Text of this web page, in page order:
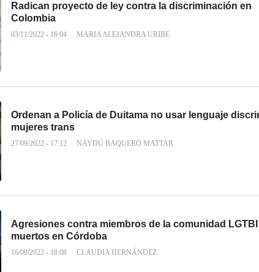
Radican proyecto de ley contra la discriminación en
Colombia
03/11/2022 - 16:04 MARIA ALEJANDRA URIBE
Ordenan a Policía de Duitama no usar lenguaje
mujeres trans
27/09/2022 - 17:12 NAYDÚ BAQUERO MATTAR
Agresiones contra miembros de la comunidad
muertos en Córdoba
16/09/2022 - 18:08 CLAUDIA HERNÁNDEZ